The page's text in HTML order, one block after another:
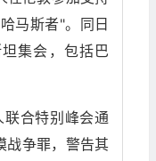
马斯者"。同日
集会，包括巴
合特别峰会通
战争罪，警告其